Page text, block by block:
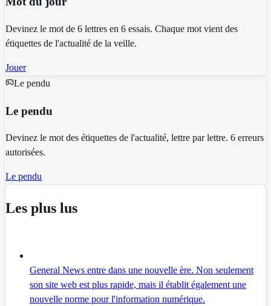
Devinez le mot de 6 lettres en 6 essais. Chaque mot vient des
étiquettes de l'actualité de la veille.
Jouer
Le pendu
Le pendu
Devinez le mot des étiquettes de l'actualité, lettre par lettre. 6 erreurs
autorisées.
Le pendu
Les plus lus
General News entre dans une nouvelle ère. Non seulement
son site web est plus rapide, mais il établit également une
nouvelle norme pour l'information numérique.